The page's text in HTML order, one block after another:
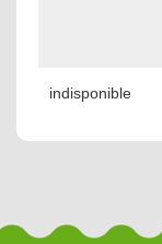
indisponible